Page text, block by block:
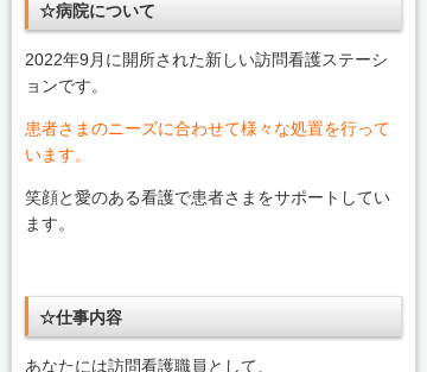
☆病院について
2022年9月に開所された新しい訪問看護ステーシ
ョンです。
患者さまのニーズに合わせて様々な処置を行って
います。
笑顔と愛のある看護で患者さまをサポートしてい
ます。
☆仕事内容
あなたには訪問看護職員として、